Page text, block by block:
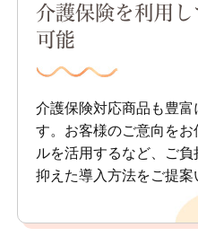
介護保険を利用
可能
介護保険対応商品も豊富
す。お客様のご意向をお
ルを活用するなど、ご負
抑えた導入方法をご提